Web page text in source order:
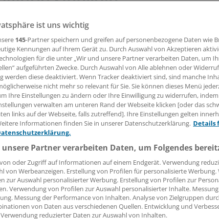
bei übergewichtigen Kindern zwischen sechs und zwölf
Martin Wabitsch, Kinder- und Jugendmediziner und
Endokrinologie und Diabetologie am
Stellenwert Liraglutid in der Therapie der kindlichen
Leserin, lieber Leser,
Beitrag können Sie lesen, sobald Sie sich
Jetzt anmelden »
Kostenlos
vergessen?
Problem beim Login?
ist mit wenigen Klicks erledigt und kostenlos.
des kostenlosen Login:
ist uns wichtig
145-Partner speichern und greifen auf personenbezogene Daten wie
Kennungen auf Ihrem Gerät zu. Durch Auswahl von Akzeptieren
für die unter „Wir und unsere Partner verarbeiten Daten, um
aufgeführten Zwecke. Durch Auswahl von Alle ablehnen oder
werden diese deaktiviert. Wenn Tracker deaktiviert sind, sind manche
nicht mehr so relevant für Sie. Sie können dieses Menü
Ihre Einstellungen zu ändern oder Ihre Einwilligung zu widerrufen, indem
verwalten am unteren Rand der Webseite klicken [oder das
links auf der Webseite, falls zutreffend]. Ihre Einstellungen gelten
Informationen finden Sie in unserer Datenschutzerklärung. Details
Partner verarbeiten Daten, um Folgendes
oder Zugriff auf Informationen auf einem Endgerät. Verwendung
von Werbeanzeigen. Erstellung von Profilen für personalisierte
zur Auswahl personalisierter Werbung. Erstellung von Profilen zur
Verwendung von Profilen zur Auswahl personalisierter Inhalte.
Messung der Performance von Inhalten. Analyse von Zielgruppen
von Daten aus verschiedenen Quellen. Entwicklung und
reduzierter Daten zur Auswahl von Inhalten.